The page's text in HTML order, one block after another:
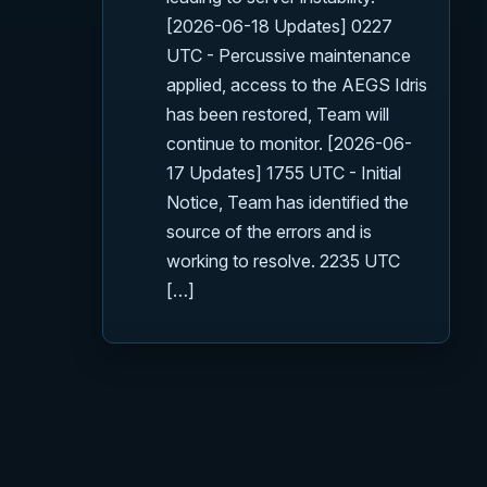
[2026-06-18 Updates] 0227
UTC - Percussive maintenance
applied, access to the AEGS Idris
has been restored, Team will
continue to monitor. [2026-06-
17 Updates] 1755 UTC - Initial
Notice, Team has identified the
source of the errors and is
working to resolve. 2235 UTC
[…]